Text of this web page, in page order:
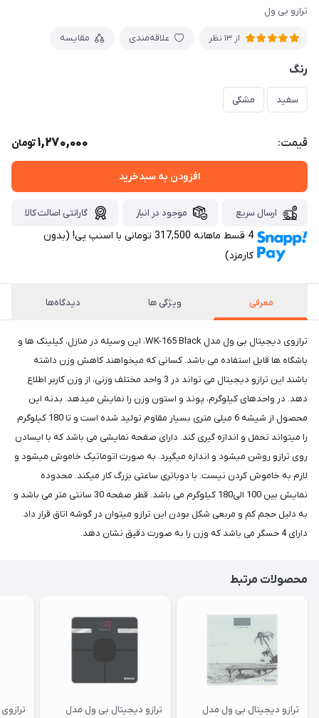
ترازو بی ول
از 13 نظر علاقه‌مندی مقایسه
رنگ
سفید مشکی
قیمت: 1,270,000تومان
افزودن به سبدخرید
ارسال سریع موجود در انبار گارانتی اصالت کالا
4 قسط ماهانه 317,500 تومانی با اسنپ ‌پی! (بدون
کارمزد)
معرفی ویژگی ها دیدگاه‌ها
ترازوی دیجیتال بی ول مدل WK-165 Black، این وسیله در منازل، کیلینک ها و
باشگاه ها قابل استفاده می باشد. کسانی که میخواهند کاهش وزن داشته
باشند این ترازو دیجیتال می تواند در 3 واحد مختلف وزنی، از وزن کاربر اطلاع
دهد. در واحدهای کیلوگرم، پوند و استون وزن را نمایش میدهد. بدنه این
محصول از شیشه 6 میلی متری بسیار مقاوم تولید شده است و تا 180 کیلوگرم
را میتواند تحمل و اندازه گیری کند. دارای صفحه نمایشی می باشد که با ایسادن
روی ترازو روشن میشود و اندازه میگیرد. به صورت اتوماتیک خاموش میشود و
لازم به خاموش کردن نیست. با دوباتری ساعتی بزرگ کار میکند. محدوده
نمایش بین 100 الی180 کیلوگرم می باشد. قطر صفحه 30 سانتی متر می باشد و
به دلیل حجم کم و مربعی شکل بودن این ترازو میتوان در گوشه اتاق قرار داد.
دارای 4 حسگر می باشد که وزن را به صورت دقیق نشان دهد.
محصولات مرتبط
ترازو دیجیتال بی ول مدل
ترازو دیجیتال بی ول مدل